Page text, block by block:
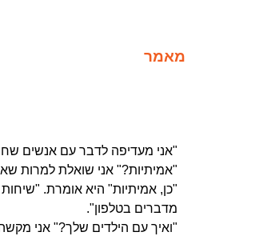
מאמר
"אני מעדיפה לדבר עם אנשים
"אמיתיות?" אני שואלת למרות
"כן, אמיתיות" היא אומרת.
מדברים בטלפון".
"ואיך עם הילדים שלך?" אני